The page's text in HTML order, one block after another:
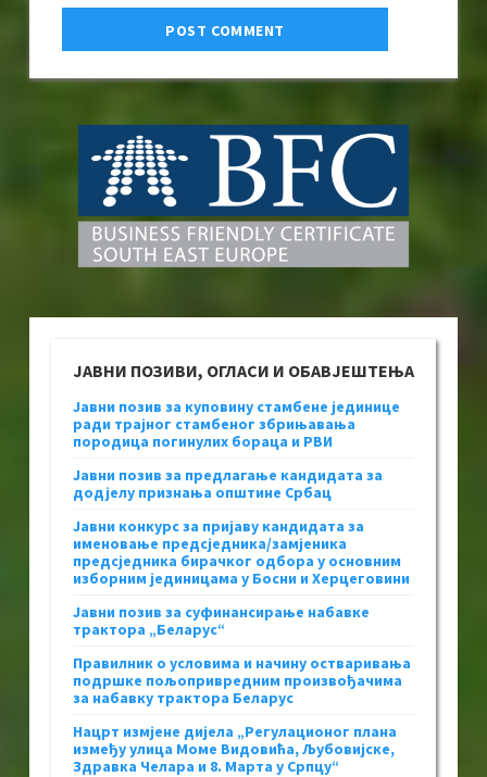
ЈАВНИ ПОЗИВИ, ОГЛАСИ И ОБАВЈЕШТЕЊА
Јавни позив за куповину стамбене јединице
ради трајног стамбеног збрињавања
породица погинулих бораца и РВИ
Јавни позив за предлагање кандидата за
додјелу признања општине Србац
Јавни конкурс за пријаву кандидата за
именовање предсједника/замјеника
предсједника бирачког одбора у основним
изборним јединицама у Босни и Херцеговини
Јавни позив за суфинансирање набавке
трактора „Беларус“
Правилник о условима и начину остваривања
подршке пољопривредним произвођачима
за набавку трактора Беларус
Нацрт измјене дијела „Регулационог плана
између улица Моме Видовића, Љубовијске,
Здравка Челара и 8. Марта у Српцу“